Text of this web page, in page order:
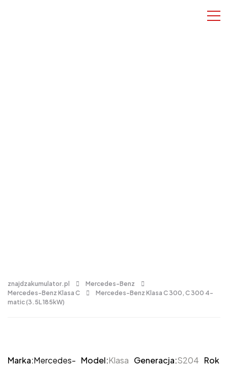
znajdzakumulator.pl
Mercedes-Benz
Mercedes-Benz Klasa C
Mercedes-Benz Klasa C 300, C 300 4-
matic (3.5L 185kW)
Marka:Mercedes- Model:Klasa Generacja:S204 Rok